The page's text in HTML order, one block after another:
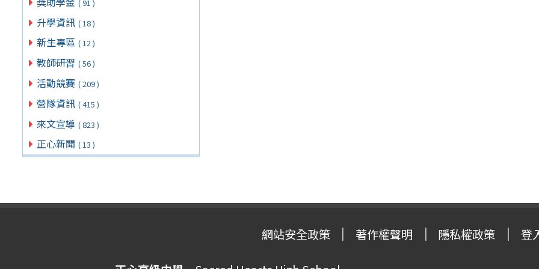
( 91 )
升學資訊 ( 18 )
新生專區 ( 12 )
教師研習 ( 56 )
活動競賽 ( 209 )
營隊資訊 ( 415 )
來文宣導 ( 823 )
正心新聞 ( 13 )
網站安全政策 著作權聲明 隱私權政策 登